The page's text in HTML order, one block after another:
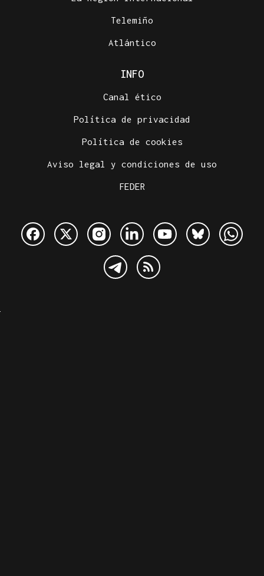
Telemiño
Atlántico
INFO
Canal ético
Política de privacidad
Política de cookies
Aviso legal y condiciones de uso
FEDER